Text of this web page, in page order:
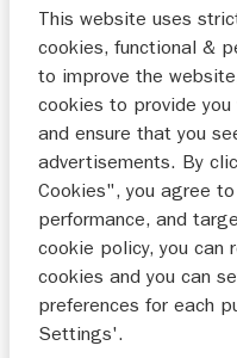
19-08-2021
This website uses
cookies, functional &
to improve the
cookies to provide
and ensure that you
advertisements. By
Cookies", you agree
performance, and
cookie policy, you can
cookies and you can
preferences for each
Settings'.